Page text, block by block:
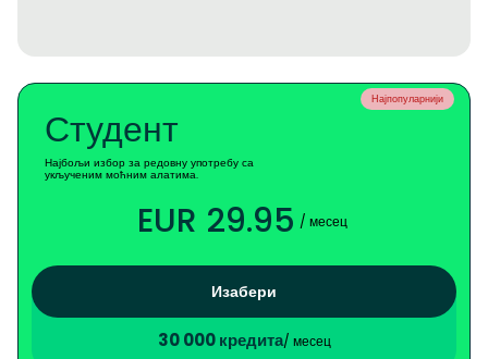
Најпопуларнији
Студент
Најбољи избор за редовну употребу са
укљученим моћним алатима.
EUR 29.95 / месец
Изабери
30 000 кредита/ месец